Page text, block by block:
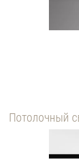
Потолочный